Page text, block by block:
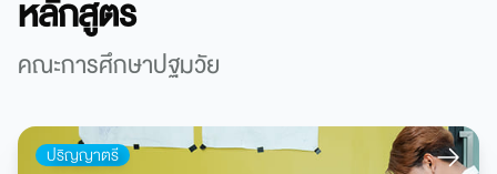
หลักสูตร
คณะการศึกษาปฐมวัย
ปริญญาตรี